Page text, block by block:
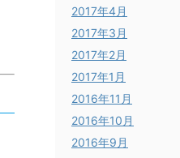
2017年4月
2017年3月
2017年2月
2017年1月
2016年11月
2016年10月
2016年9月